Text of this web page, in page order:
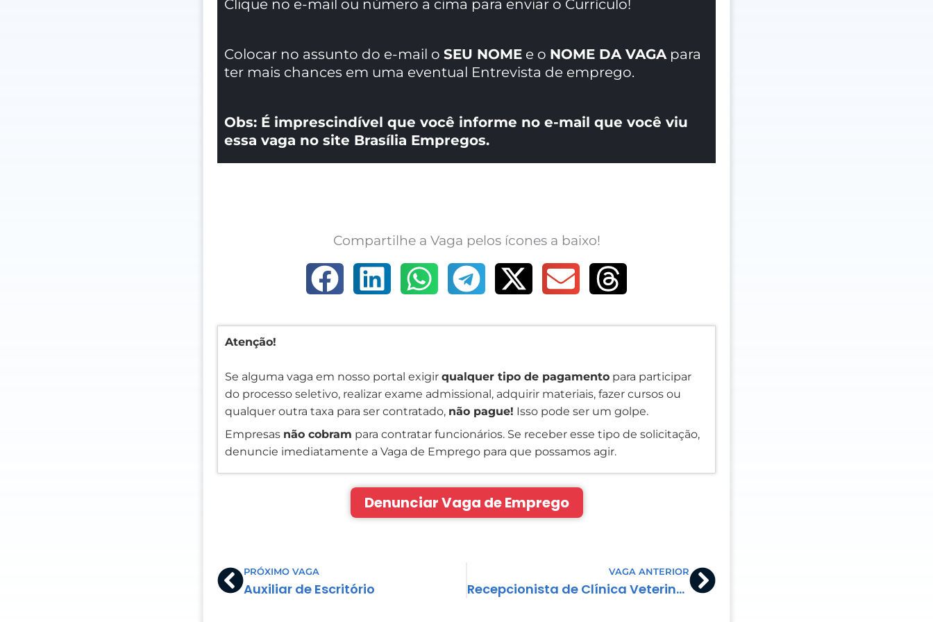
Clique no e-mail ou número a cima para enviar o Currículo!
Colocar no assunto do e-mail oSEU NOME e o NOME DA VAGA para
ter mais chances em uma eventual Entrevista de emprego.
Obs: É imprescindível que você informe no e-mail que você viu
essa vaga no site Brasília Empregos.
Compartilhe a Vaga pelos ícones a baixo!
Atenção!
Se alguma vaga em nosso portal exigirqualquer tipo de pagamento para participar
do processo seletivo, realizar exame admissional, adquirir materiais, fazer cursos ou
qualquer outra taxa para ser contratado, não pague! Isso pode ser um golpe.
Empresas não cobram para contratar funcionários. Se receber esse tipo de solicitação,
denuncie imediatamente a Vaga de Emprego para que possamos agir.
Denunciar Vaga de Emprego
PrevPRÓXIMO VAGA
Auxiliar de Escritório
VAGA ANTERIOR
Recepcionista de Clínica Veterinária
Next